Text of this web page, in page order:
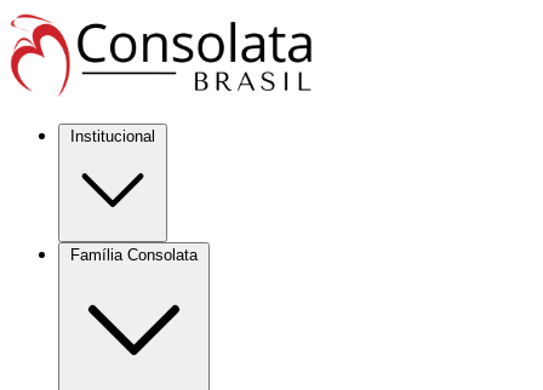
Institucional
Família Consolata